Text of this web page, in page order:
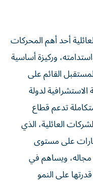
أحد أهم المحركات
وركيزة أساسية
القائم على
لدولة
تدعم قطاع
العائلية، الذي
على مستوى
مجاله، ويساهم في
على النمو